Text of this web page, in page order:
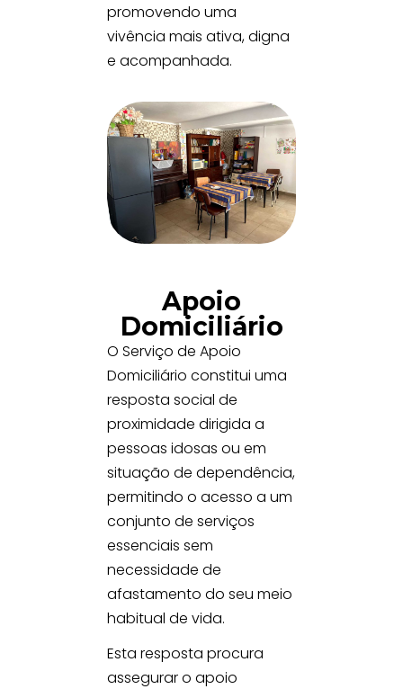
promovendo uma
vivência mais ativa, digna
e acompanhada.
Apoio
Domiciliário
O Serviço de Apoio
Domiciliário constitui uma
resposta social de
proximidade dirigida a
pessoas idosas ou em
situação de dependência,
permitindo o acesso a um
conjunto de serviços
essenciais sem
necessidade de
afastamento do seu meio
habitual de vida.
Esta resposta procura
assegurar o apoio